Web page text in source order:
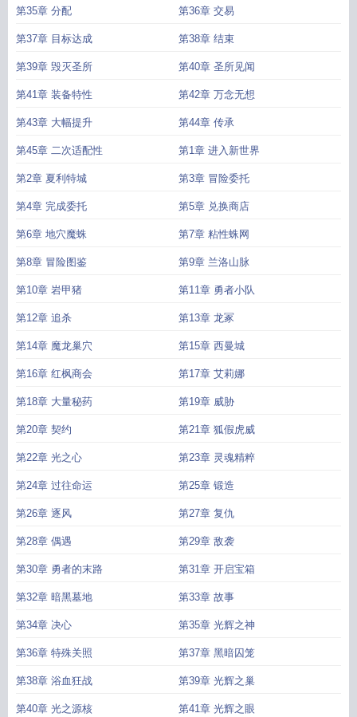
第35章 分配 第36章 交易
第37章 目标达成 第38章 结束
第39章 毁灭圣所 第40章 圣所见闻
第41章 装备特性 第42章 万念无想
第43章 大幅提升 第44章 传承
第45章 二次适配性 第1章 进入新世界
第2章 夏利特城 第3章 冒险委托
第4章 完成委托 第5章 兑换商店
第6章 地穴魔蛛 第7章 粘性蛛网
第8章 冒险图鉴 第9章 兰洛山脉
第10章 岩甲猪 第11章 勇者小队
第12章 追杀 第13章 龙冢
第14章 魔龙巢穴 第15章 西曼城
第16章 红枫商会 第17章 艾莉娜
第18章 大量秘药 第19章 威胁
第20章 契约 第21章 狐假虎威
第22章 光之心 第23章 灵魂精粹
第24章 过往命运 第25章 锻造
第26章 逐风 第27章 复仇
第28章 偶遇 第29章 敌袭
第30章 勇者的末路 第31章 开启宝箱
第32章 暗黑墓地 第33章 故事
第34章 决心 第35章 光辉之神
第36章 特殊关照 第37章 黑暗囚笼
第38章 浴血狂战 第39章 光辉之巢
第40章 光之源核 第41章 光辉之眼